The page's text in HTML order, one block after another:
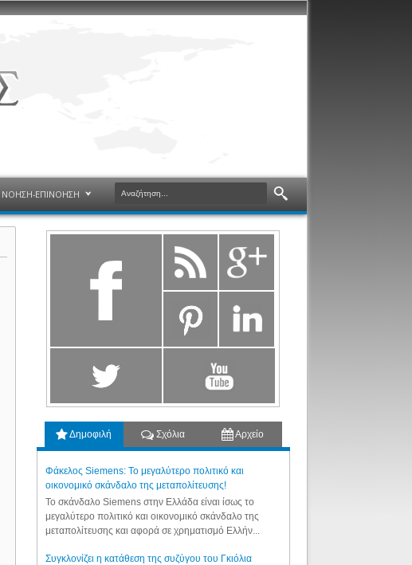
ΝΟΗΣΗ-ΕΠΙΝΟΗΣΗ
Δημοφιλή Σχόλια Αρχείο
Φάκελος Siemens: Το μεγαλύτερο πολιτικό και
οικονομικό σκάνδαλο της μεταπολίτευσης!
Το σκάνδαλο Siemens στην Ελλάδα είναι ίσως το
μεγαλύτερο πολιτικό και οικονομικό σκάνδαλο της
μεταπολίτευσης και αφορά σε χρηματισμό Ελλήν...
Συγκλονίζει η κατάθεση της συζύγου του Γκιόλια